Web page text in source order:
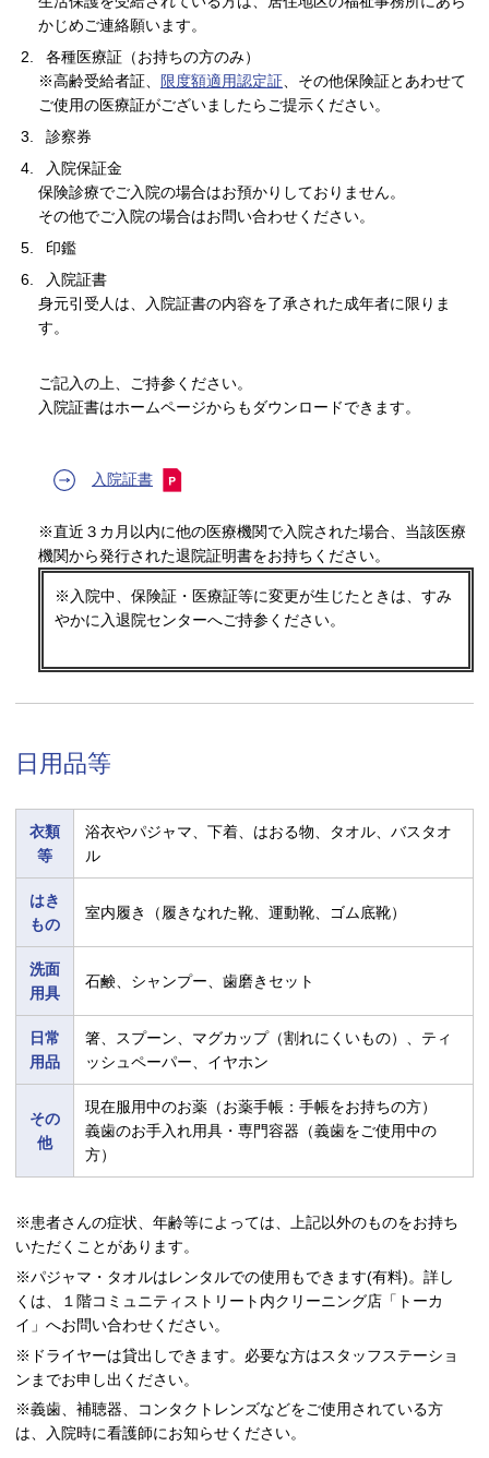
かじめご連絡願います。
各種医療証（お持ちの方のみ）
※高齢受給者証、
限度額適用認定証 、その他保険証とあわせて
ご使用の医療証がございましたらご提示ください。
診察券
入院保証金
保険診療でご入院の場合はお預かりしておりません。
その他でご入院の場合はお問い合わせください。
印鑑
入院証書
身元引受人は、入院証書の内容を了承された成年者に限りま
す。
ご記入の上、ご持参ください。
入院証書はホームページからもダウンロードできます。
入院証書
※直近３カ月以内に他の医療機関で入院された場合、当該医療
機関から発行された退院証明書をお持ちください。
※入院中、保険証・医療証等に変更が生じたときは、すみ
やかに入退院センターへご持参ください。
日用品等
衣類
等
浴衣やパジャマ、下着、はおる物、タオル、バスタオ
ル
はき
もの
室内履き（履きなれた靴、運動靴、ゴム底靴）
洗面
用具
石鹸、シャンプー、歯磨きセット
日常
用品
箸、スプーン、マグカップ（割れにくいもの）、ティ
ッシュペーパー、イヤホン
その
他
現在服用中のお薬（お薬手帳：手帳をお持ちの方）
義歯のお手入れ用具・専門容器（義歯をご使用中の
方）
※患者さんの症状、年齢等によっては、上記以外のものをお持ち
いただくことがあります。
※パジャマ・タオルはレンタルでの使用もできます(有料)。詳し
くは、１階コミュニティストリート内クリーニング店「トーカ
イ」へお問い合わせください。
※ドライヤーは貸出しできます。必要な方はスタッフステーショ
ンまでお申し出ください。
※義歯、補聴器、コンタクトレンズなどをご使用されている方
は、入院時に看護師にお知らせください。